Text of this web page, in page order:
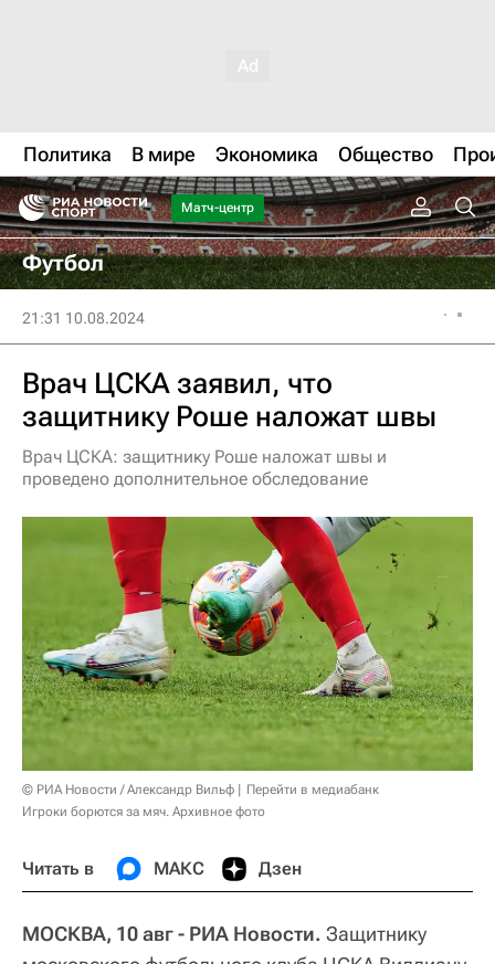
Политика В мире Экономика Общество
Матч-центр
Футбол
21:31 10.08.2024
Врач ЦСКА заявил, что
защитнику Роше наложат швы
Врач ЦСКА: защитнику Роше наложат швы и
проведено дополнительное обследование
© РИА Новости / Александр Вильф
Перейти в медиабанк
Игроки борются за мяч. Архивное фото
Читать в МАКС Дзен
МОСКВА, 10 авг - РИА Новости. Защитнику